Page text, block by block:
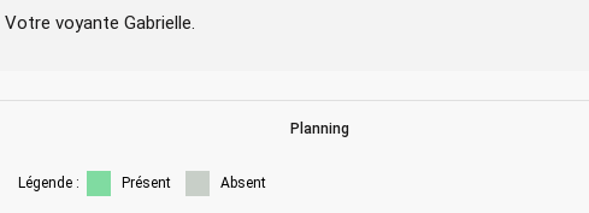
Votre voyante Gabrielle.
Planning
Légende : Présent Absent